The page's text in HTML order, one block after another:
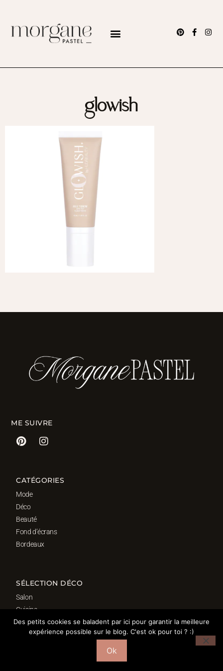
glowish
ME SUIVRE
CATÉGORIES
Mode
Déco
Beauté
Fond d’écrans
Bordeaux
SÉLECTION DÉCO
Salon
Cuisine
Salle de bain
Chambre
Des petits cookies se baladent par ici pour garantir la meilleure
expérience possible sur le blog. C'est ok pour toi ? :)
Ok